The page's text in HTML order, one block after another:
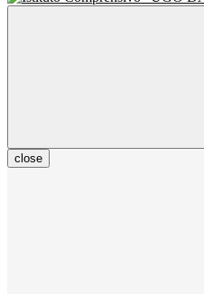
close